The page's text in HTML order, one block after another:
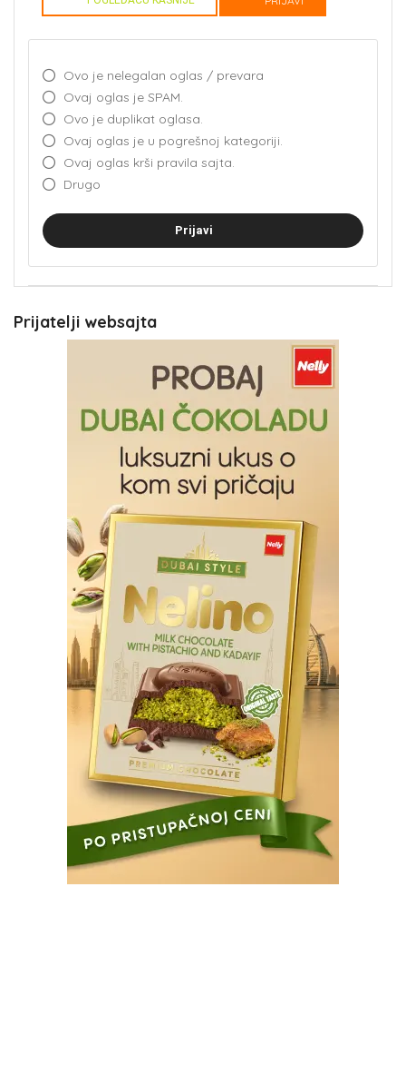
Ovo je nelegalan oglas / prevara
Ovaj oglas je SPAM.
Ovo je duplikat oglasa.
Ovaj oglas je u pogrešnoj kategoriji.
Ovaj oglas krši pravila sajta.
Drugo
Prijavi
Prijatelji websajta